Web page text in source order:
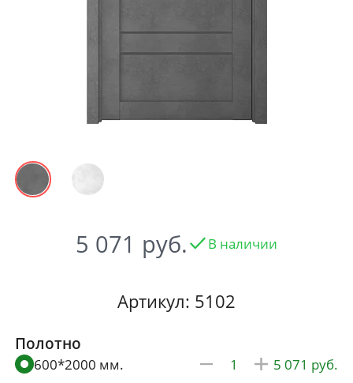
5 071 В наличии
Артикул: 5102
Полотно
600*2000 мм.
5 071